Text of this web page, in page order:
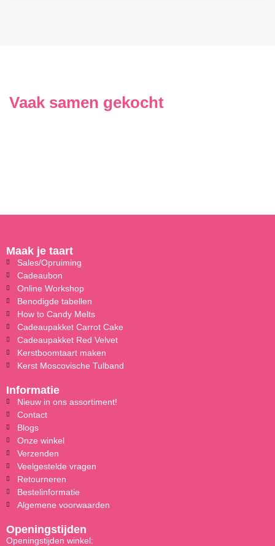
Vaak samen gekocht
Maak je taart
Sales/Opruiming
Cadeaubon
Online Workshop
Benodigde tabellen
How to Candy Melts
Cadeaupakket Carrot Cake
Cadeaupakket Red Velvet
Kerstboomtaart maken
Kerst Moscovische Tulband
Informatie
Nieuw in ons assortiment!
Contact
Blogs
Onze winkel
Verzenden
Veelgestelde vragen
Retourneren
Bestelinformatie
Algemene voorwaarden
Openingstijden
Openingstijden winkel: